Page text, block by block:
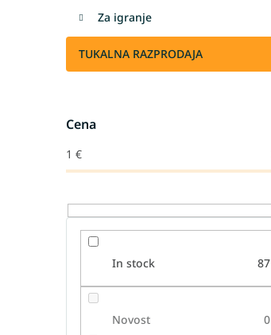
Za igranje
TUKALNA RAZPRODAJA
Cena
1 €
In stock 87
Novost 0